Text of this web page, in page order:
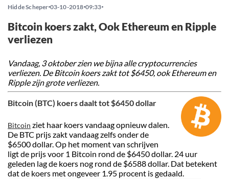
Hidde Scheper 03-10-2018 09:33
Bitcoin koers zakt, Ook Ethereum en Ripple
verliezen
Vandaag, 3 oktober zien we bijna alle cryptocurrencies
verliezen. De Bitcoin koers zakt tot $6450, ook Ethereum en
Ripple zijn grote verliezen.
Bitcoin (BTC) koers daalt tot $6450 dollar
Bitcoin ziet haar koers vandaag opnieuw dalen.
De BTC prijs zakt vandaag zelfs onder de
$6500 dollar. Op het moment van schrijven
ligt de prijs voor 1 Bitcoin rond de $6450 dollar. 24 uur
geleden lag de koers nog rond de $6588 dollar. Dat betekent
dat de koers met ongeveer 1.95 procent is gedaald.